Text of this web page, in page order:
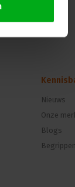
Nieuws
Onze
Blogs
Begrippen